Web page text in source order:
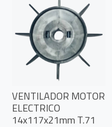
VENTILADOR MOTOR
ELECTRICO
14x117x21mm T.71